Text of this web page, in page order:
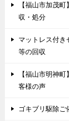
【福山市加茂
収・処分
マットレス付き
等の回収
【福山市明神
客様の声
ゴキブリ駆除